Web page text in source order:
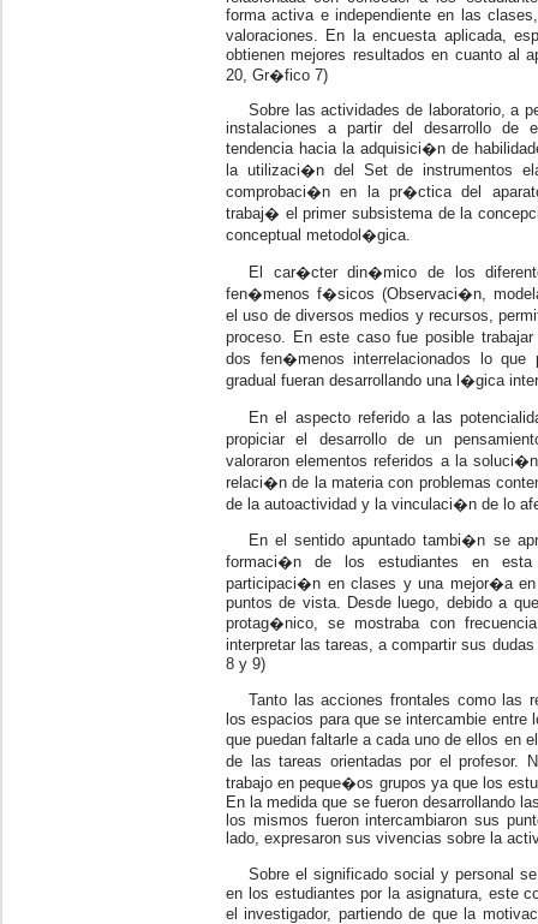
forma activa e independiente en las
valoraciones. En la encuesta aplicada,
obtienen mejores resultados en cuanto al
20, Gr�fico 7)
Sobre las actividades de laboratorio, a
instalaciones a partir del desarrollo de
tendencia hacia la adquisici�n de
la utilizaci�n del Set de instrumentos
comprobaci�n en la pr�ctica del
trabaj� el primer subsistema de la
conceptual metodol�gica.
El car�cter din�mico de los
fen�menos f�sicos (Observaci�n,
el uso de diversos medios y recursos,
proceso. En este caso fue posible
dos fen�menos interrelacionados lo
gradual fueran desarrollando una l�gica
En el aspecto referido a las
propiciar el desarrollo de un
valoraron elementos referidos a la
relaci�n de la materia con problemas
de la autoactividad y la vinculaci�n de lo
En el sentido apuntado tambi�n se
formaci�n de los estudiantes en
participaci�n en clases y una mejor�a
puntos de vista. Desde luego, debido a
protag�nico, se mostraba con
interpretar las tareas, a compartir sus
8 y 9)
Tanto las acciones frontales como las
los espacios para que se intercambie
que puedan faltarle a cada uno de ellos en
de las tareas orientadas por el profesor.
trabajo en peque�os grupos ya que los
En la medida que se fueron desarrollando
los mismos fueron intercambiaron sus
lado, expresaron sus vivencias sobre la
Sobre el significado social y personal
en los estudiantes por la asignatura, este
el investigador, partiendo de que la